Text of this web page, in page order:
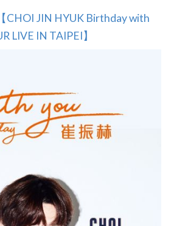
CHOI JIN HYUK Birthday with
LIVE IN TAIPEI】